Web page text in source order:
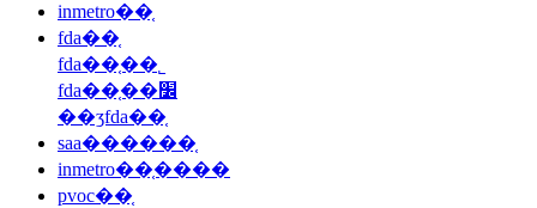
inmetro��֤
fda��֤
fda��֤��˾
fda��֤��׼
��ʒfda��֤
saa������֤
inmetro��֤����
pvoc��֤